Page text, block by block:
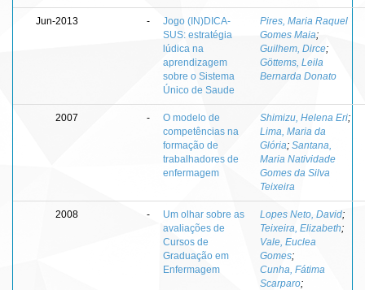
Jun-2013 -
Jogo (IN)DICA-
SUS: estratégia
lúdica na
aprendizagem
sobre o Sistema
Único de Saude
Pires, Maria Raquel
Gomes Maia;
Guilhem, Dirce;
Göttems, Leila
Bernarda Donato
2007 -
O modelo de
competências na
formação de
trabalhadores de
enfermagem
Shimizu, Helena Eri;
Lima, Maria da
Glória; Santana,
Maria Natividade
Gomes da Silva
Teixeira
2008 -
Um olhar sobre as
avaliações de
Cursos de
Graduação em
Enfermagem
Lopes Neto, David;
Teixeira, Elizabeth;
Vale, Euclea
Gomes;
Cunha, Fátima
Scarparo;